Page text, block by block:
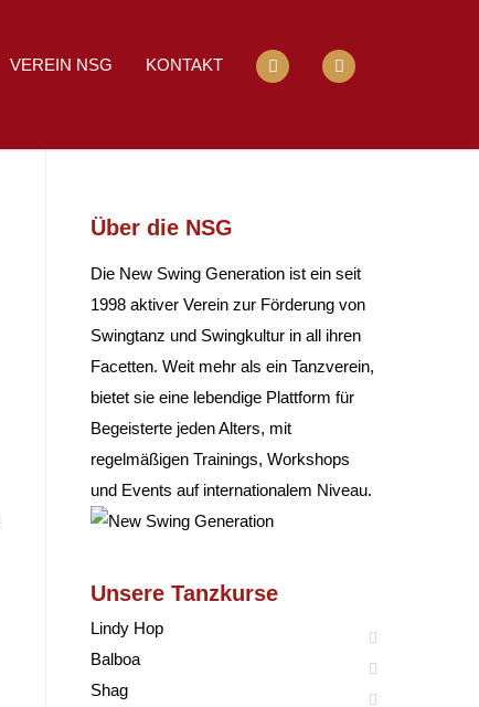
VEREIN NSG KONTAKT
Über die NSG
Die New Swing Generation ist ein seit
1998 aktiver Verein zur Förderung von
Swingtanz und Swingkultur in all ihren
Facetten. Weit mehr als ein Tanzverein,
bietet sie eine lebendige Plattform für
Begeisterte jeden Alters, mit
regelmäßigen Trainings, Workshops
und Events auf internationalem Niveau.
Unsere Tanzkurse
Lindy Hop
Balboa
Shag